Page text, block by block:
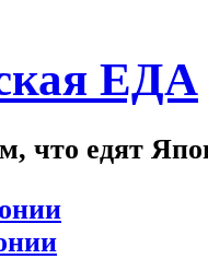
ЕДА
что едят